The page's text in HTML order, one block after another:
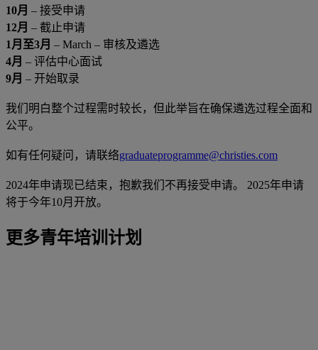
10月 – 接受申请
12月 – 截止申请
1月至3月 – March – 审核及遴选
4月 – 评估中心面试
9月 – 开始取录
我们明白整个过程需时较长，但此举旨在确保遴选过程全面和
公平。
如有任何疑问，请联络graduateprogramme@christies.com
2024年申请现已结束，抱歉我们不再接受申请。 2025年申请
将于今年10月开放。
更多青年培训计划